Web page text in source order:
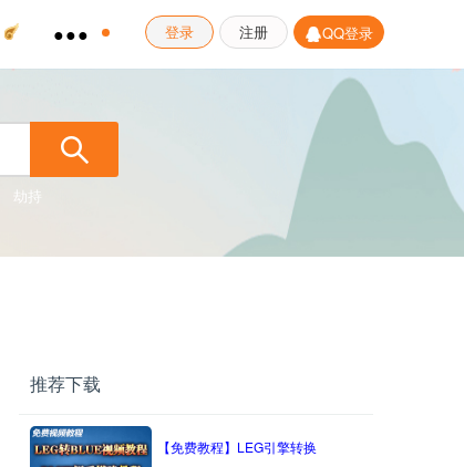
●●● 登录 注册 QQ登录
劫持
推荐下载
【免费教程】LEG引擎转换